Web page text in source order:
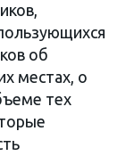
об
местах, о
тех